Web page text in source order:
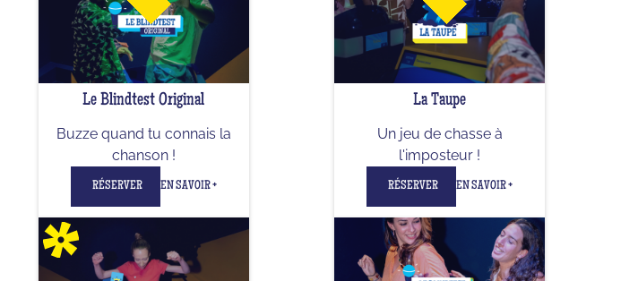
Le Blindtest Original
Buzze quand tu connais la
chanson !
RÉSERVER EN SAVOIR +
La Taupe
Un jeu de chasse à
l'imposteur !
RÉSERVER EN SAVOIR +